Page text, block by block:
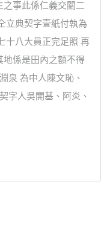
事此係仁義交關二
立典契字壹紙付執為
十八大員正完足照 再
地係是田內之額不得
泉 為中人陳文恥、
字人吳開基、阿炎、